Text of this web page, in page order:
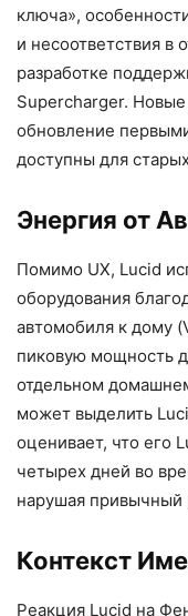
ключа»,
и несоответствия в
разработке
Supercharger.
обновление
доступны для
Энергия от
Помимо UX, Lucid
оборудования
автомобиля к дому
пиковую мощность
отдельном
может выделить
оценивает, что его
четырех дней во
нарушая привычный
Контекст
Реакция Lucid на